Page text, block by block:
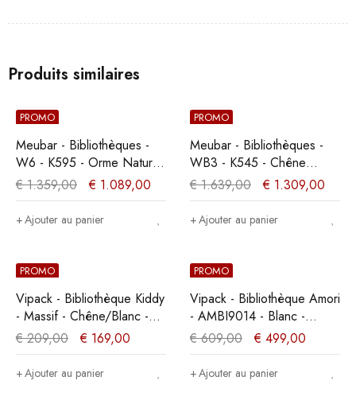
Produits similaires
PROMO
Meubar - Bibliothèques -
W6 - K595 - Orme Naturel
- 249x209x50cm
€1.359,00 € 1.089,00
Ajouter au panier
PROMO
Meubar - Bibliothèques -
WB3 - K545 - Chêne
Millenium - 180x221x49cm
€1.639,00 € 1.309,00
Ajouter au panier
PROMO
Vipack - Bibliothèque Kiddy
- Massif - Chêne/Blanc -
90x170x34cm
€209,00 € 169,00
Ajouter au panier
PROMO
Vipack - Bibliothèque Amori
- AMBI9014 - Blanc -
40x190x90cm
€609,00 € 499,00
Ajouter au panier